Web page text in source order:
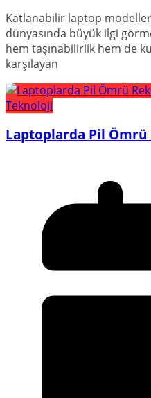
Katlanabilir laptop
dünyasında büyük ilgi
hem taşınabilirlik hem de
karşılayan
Teknoloji
Laptoplarda Pil Ömrü